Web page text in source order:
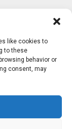
like cookies to
to these
behavior or
consent, may